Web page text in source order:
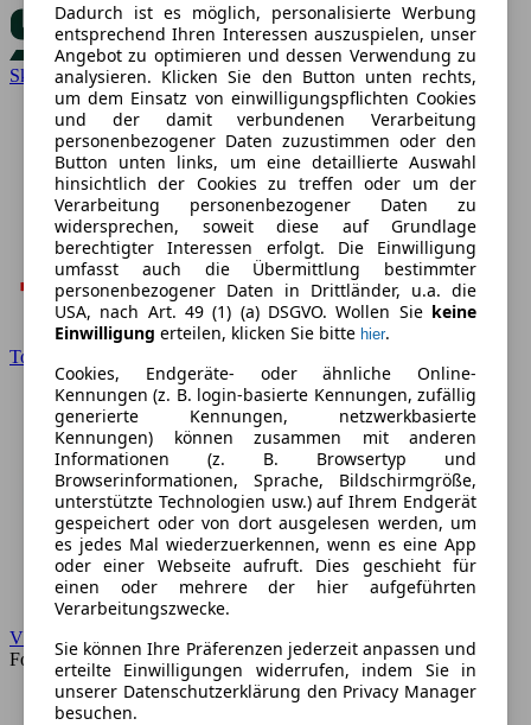
Skoda
Toyota
VW
Forum
Dadurch ist es möglich, personalisierte Werbung
entsprechend Ihren Interessen auszuspielen, unser
Angebot zu optimieren und dessen Verwendung zu
analysieren. Klicken Sie den Button unten rechts,
um dem Einsatz von einwilligungspflichten Cookies
und der damit verbundenen Verarbeitung
personenbezogener Daten zuzustimmen oder den
Button unten links, um eine detaillierte Auswahl
hinsichtlich der Cookies zu treffen oder um der
Verarbeitung personenbezogener Daten zu
widersprechen, soweit diese auf Grundlage
berechtigter Interessen erfolgt. Die Einwilligung
umfasst auch die Übermittlung bestimmter
personenbezogener Daten in Drittländer, u.a. die
USA, nach Art. 49 (1) (a) DSGVO. Wollen Sie keine
Einwilligung erteilen, klicken Sie bitte hier.
Cookies, Endgeräte- oder ähnliche Online-
Kennungen (z. B. login-basierte Kennungen, zufällig
generierte Kennungen, netzwerkbasierte
Kennungen) können zusammen mit anderen
Informationen (z. B. Browsertyp und
Browserinformationen, Sprache, Bildschirmgröße,
unterstützte Technologien usw.) auf Ihrem Endgerät
gespeichert oder von dort ausgelesen werden, um
es jedes Mal wiederzuerkennen, wenn es eine App
oder einer Webseite aufruft. Dies geschieht für
einen oder mehrere der hier aufgeführten
Verarbeitungszwecke.
Sie können Ihre Präferenzen jederzeit anpassen und
erteilte Einwilligungen widerrufen, indem Sie in
unserer Datenschutzerklärung den Privacy Manager
besuchen.